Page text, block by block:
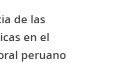
de las
en el
peruano